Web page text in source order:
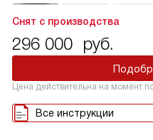
Снят с производства
296 000 руб.
Цена действительна на момент
Все инструкции